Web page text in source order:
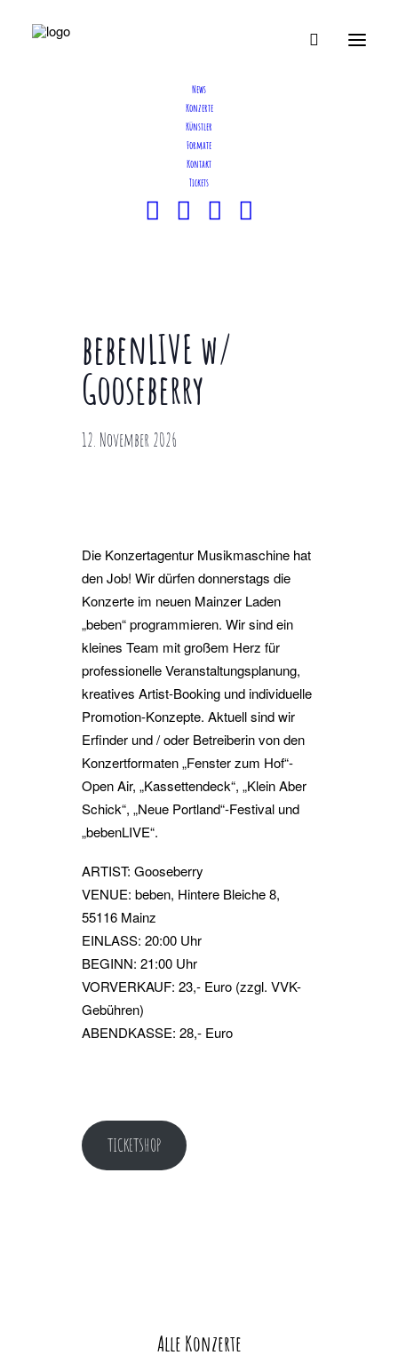
News
Konzerte
Künstler
Formate
Kontakt
Tickets
bebenLIVE w/
Gooseberry
12. November 2026
Die Konzertagentur Musikmaschine hat
den Job! Wir dürfen donnerstags die
Konzerte im neuen Mainzer Laden
„beben“ programmieren. Wir sind ein
kleines Team mit großem Herz für
professionelle Veranstaltungsplanung,
kreatives Artist-Booking und individuelle
Promotion-Konzepte. Aktuell sind wir
Erfinder und / oder Betreiberin von den
Konzertformaten „Fenster zum Hof“-
Open Air, „Kassettendeck“, „Klein Aber
Schick“, „Neue Portland“-Festival und
„bebenLIVE“.
ARTIST: Gooseberry
VENUE: beben, Hintere Bleiche 8,
55116 Mainz
EINLASS: 20:00 Uhr
BEGINN: 21:00 Uhr
VORVERKAUF: 23,- Euro (zzgl. VVK-
Gebühren)
ABENDKASSE: 28,- Euro
TICKETSHOP
Alle Konzerte